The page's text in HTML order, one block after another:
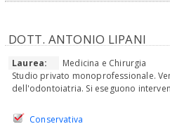
DOTT. ANTONIO LIPANI
Laurea:
Medicina e Chirurgia
Studio privato monoprofessionale.
dell'odontoiatria. Si eseguono
Conservativa